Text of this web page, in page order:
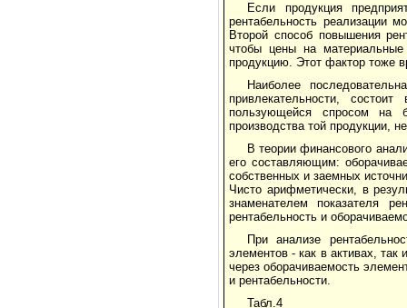
Если продукция
рентабельность реализации
Второй способ повышения
чтобы цены на
продукцию. Этот фактор тоже
Наиболее
привлекательности,
пользующейся спросом на
производства той продукции,
В теории финансового
его составляющим:
собственных и заемных
Чисто арифметически, в
знаменателем показателя
рентабельность и
При анализе
элементов - как в активах, так
через оборачиваемость
и рентабельности.
Табл.4